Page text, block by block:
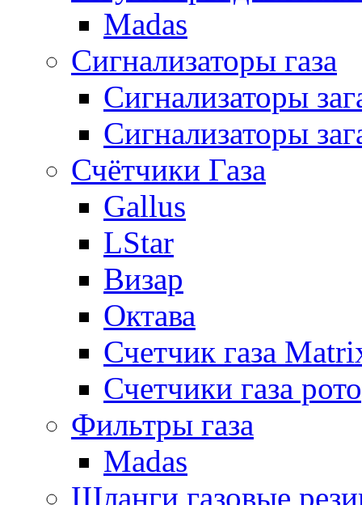
Madas
Сигнализаторы газа
Сигнализаторы
Сигнализаторы
Счётчики Газа
Gallus
LStar
Визар
Октава
Счетчик газа
Счетчики газа
Фильтры газа
Madas
Шланги газовые